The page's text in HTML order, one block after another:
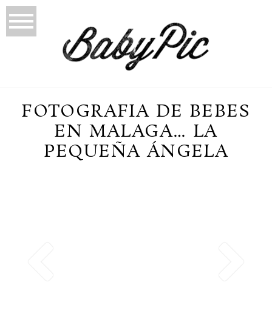
FOTOGRAFIA DE BEBES
EN MALAGA… LA
PEQUEÑA ÁNGELA